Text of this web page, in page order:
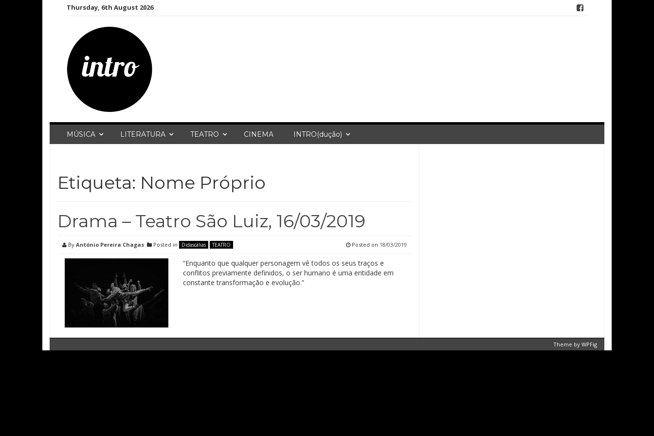
Thursday, 6th August 2026
MÚSICA LITERATURA TEATRO CINEMA INTRO(dução)
Etiqueta: Nome Próprio
Drama – Teatro São Luiz, 16/03/2019
By António Pereira Chagas Posted in Didascálias TEATRO Posted on 18/03/2019
“Enquanto que qualquer personagem vê todos os seus traços e
conflitos previamente definidos, o ser humano é uma entidade em
constante transformação e evolução.”
Theme by WPFig